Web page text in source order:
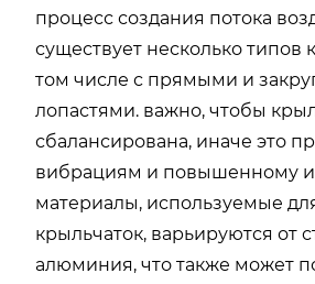
процесс создания потока
существует несколько типов
том числе с прямыми и
лопастями. важно, чтобы
сбалансирована, иначе это
вибрациям и повышенному
материалы, используемые
крыльчаток, варьируются от
алюминия, что также может